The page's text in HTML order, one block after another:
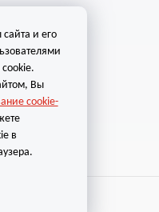
и его
Вы
cookie-
в